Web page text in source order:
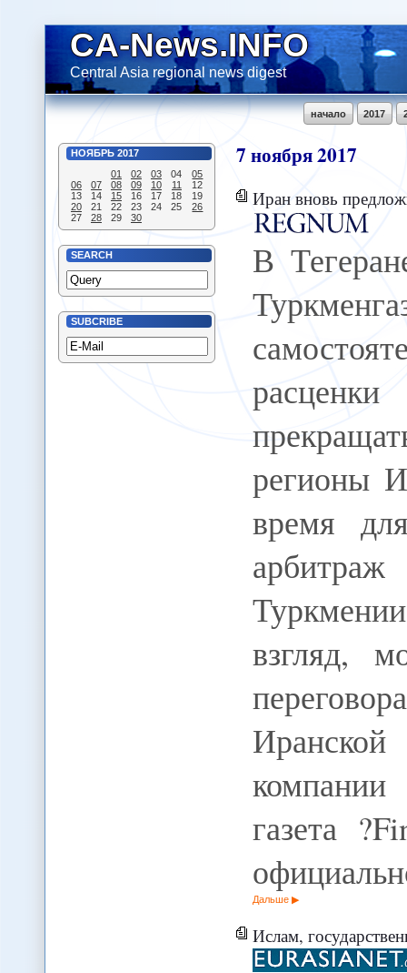
CA-News.INFO
Central Asia regional news digest
2017
начало
НОЯБРЬ 2017
01
02 03 04
05
06
07 08 09 10 11
12
13
14 15 16 17 18
19
20
21 22 23 24 25
26
27
28 29 30
SEARCH
SUBCRIBE
7ноября2017
Иран вновь предложил
В
регионы
время
взгляд,
газета
Дальше
Ислам,